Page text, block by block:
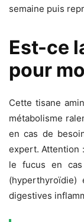
semaine puis
Est-ce
pour
Cette tisane
métabolisme
en cas de
expert. Attention
le fucus en
digestives